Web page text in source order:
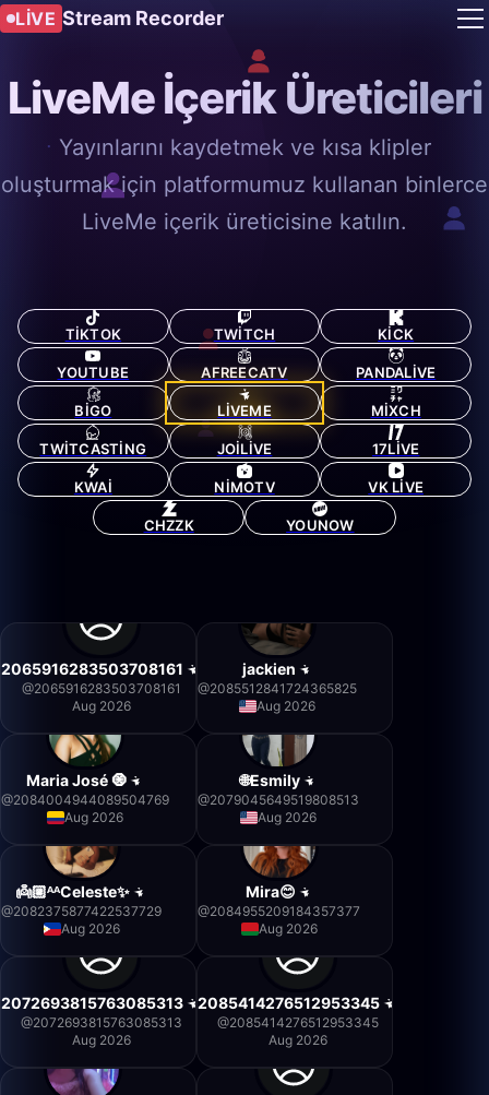
LIVE Stream Recorder
LiveMe İçerik Üreticileri
Yayınlarını kaydetmek ve kısa klipler
oluşturmak için platformumuz kullanan binlerce
LiveMe içerik üreticisine katılın.
TIKTOK TWITCH KICK
YOUTUBE AFREECATV PANDALIVE
BIGO LIVEME MIXCH
TWITCASTING JOILIVE 17LIVE
KWAI NIMOTV VK LIVE
CHZZK YOUNOW
2065916283503708161
@2065916283503708161
Aug 2026
jackien
@2085512841724365825
Aug 2026
Maria José 🧿
@2084004944089504769
Aug 2026
🌐Esmily
@2079045649519808513
Aug 2026
👼🏼ᴬᴬCeleste✨
@2082375877422537729
Aug 2026
Mira😊
@2084955209184357377
Aug 2026
2072693815763085313
@2072693815763085313
Aug 2026
2085414276512953345
@2085414276512953345
Aug 2026